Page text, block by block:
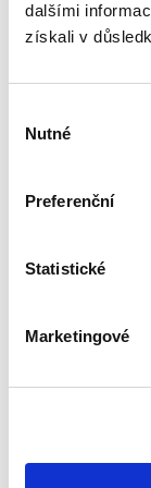
dalšími
získali v
souhlasu
Nutné
Preferenční
Statistické
Marketingové
výše
změny,
cen a
soudci
právní